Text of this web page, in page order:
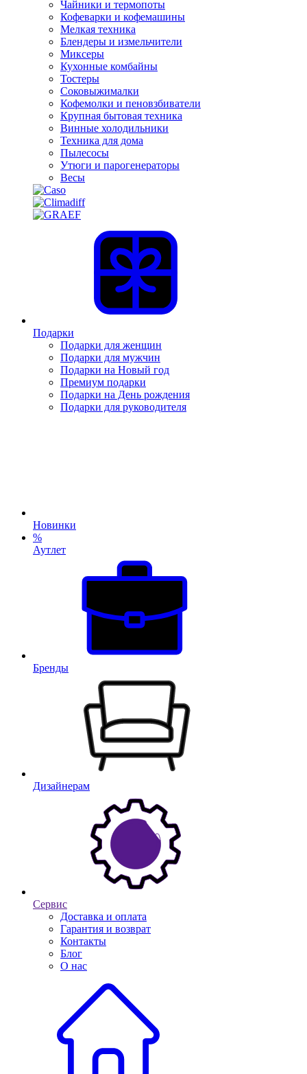
Чайники и термопоты
Кофеварки и кофемашины
Мелкая техника
Блендеры и измельчители
Миксеры
Кухонные комбайны
Тостеры
Соковыжималки
Кофемолки и пеновзбиватели
Крупная бытовая техника
Винные холодильники
Техника для дома
Пылесосы
Утюги и парогенераторы
Весы
Подарки
Подарки для женщин
Подарки для мужчин
Подарки на Новый год
Премиум подарки
Подарки на День рождения
Подарки для руководителя
Новинки
%
Аутлет
Бренды
Дизайнерам
Сервис
Доставка и оплата
Гарантия и возврат
Контакты
Блог
О нас